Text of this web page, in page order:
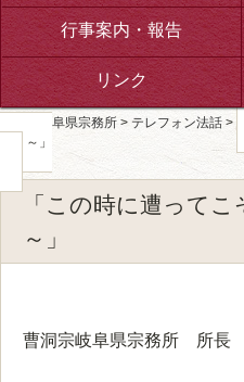
行事案内・報告
リンク
曹洞宗岐阜県宗務所 > テレフォン法話 >
よう～」
「この時に遭って
～」
曹洞宗岐阜県宗務所 所長